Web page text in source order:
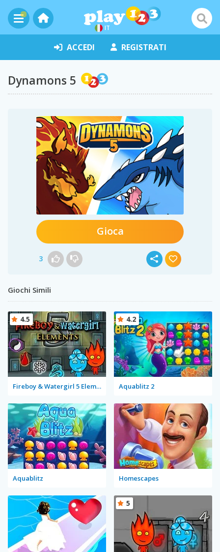
IT
ACCEDI REGISTRATI
Dynamons 5
Gioca
3
Giochi Simili
Fireboy & Watergirl 5 Elements
4.5
Aquablitz 2
4.2
Aquablitz Homescapes
5